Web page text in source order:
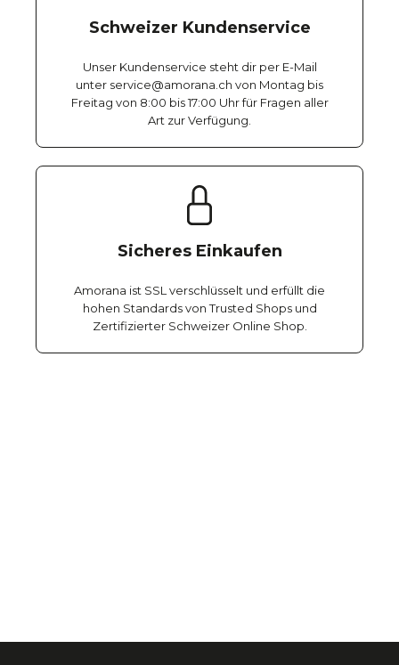
Schweizer Kundenservice
Unser Kundenservice steht dir per E-Mail
unter service@amorana.ch von Montag bis
Freitag von 8:00 bis 17:00 Uhr für Fragen aller
Art zur Verfügung.
Sicheres Einkaufen
Amorana ist SSL verschlüsselt und erfüllt die
hohen Standards von Trusted Shops und
Zertifizierter Schweizer Online Shop.